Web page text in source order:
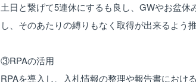
土日と繋げて5連休にするも良し、GWやお盆
し、そのあたりの縛りもなく取得が出来るよう
③RPAの活用
RPAを導入し、入札情報の整理や報告書におけ